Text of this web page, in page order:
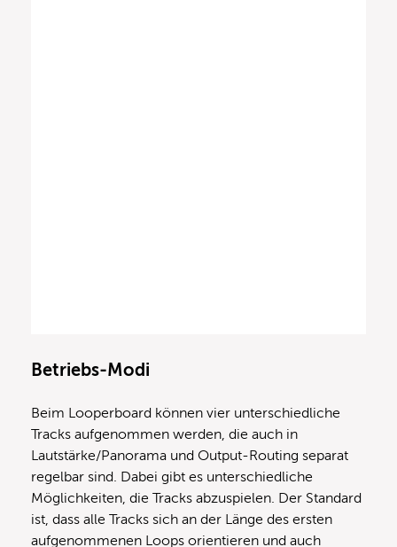
Betriebs-Modi
Beim Looperboard können vier unterschiedliche
Tracks aufgenommen werden, die auch in
Lautstärke/Panorama und Output-Routing separat
regelbar sind. Dabei gibt es unterschiedliche
Möglichkeiten, die Tracks abzuspielen. Der Standard
ist, dass alle Tracks sich an der Länge des ersten
aufgenommenen Loops orientieren und auch